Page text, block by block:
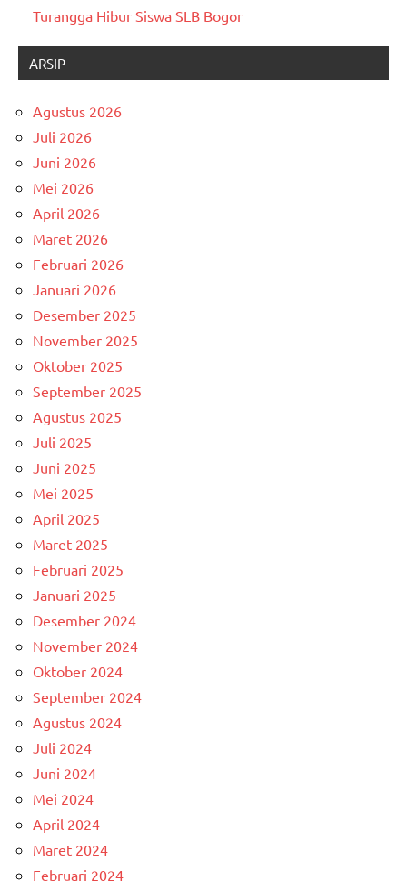
Turangga Hibur Siswa SLB Bogor
ARSIP
Agustus 2026
Juli 2026
Juni 2026
Mei 2026
April 2026
Maret 2026
Februari 2026
Januari 2026
Desember 2025
November 2025
Oktober 2025
September 2025
Agustus 2025
Juli 2025
Juni 2025
Mei 2025
April 2025
Maret 2025
Februari 2025
Januari 2025
Desember 2024
November 2024
Oktober 2024
September 2024
Agustus 2024
Juli 2024
Juni 2024
Mei 2024
April 2024
Maret 2024
Februari 2024